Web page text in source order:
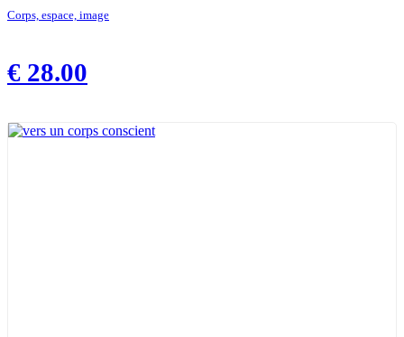
Corps, espace, image
€ 28.00